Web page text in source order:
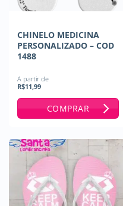
CHINELO MEDICINA
PERSONALIZADO – COD
1488
A partir de
R$11,99
COMPRAR